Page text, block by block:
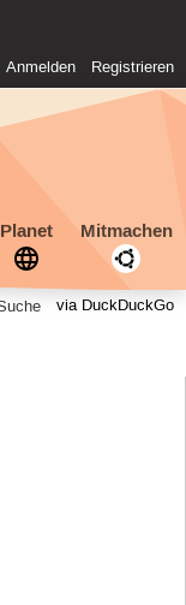
Anmelden Registrieren
Planet Mitmachen
via DuckDuckGo